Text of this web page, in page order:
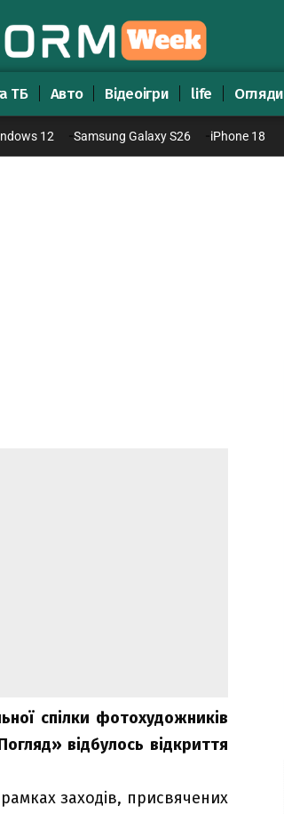
ТБ Авто Відеоігри life Огляди
12 Samsung Galaxy S26 iPhone 18
спілки фотохудожників
відбулось відкриття
заходів, присвячених